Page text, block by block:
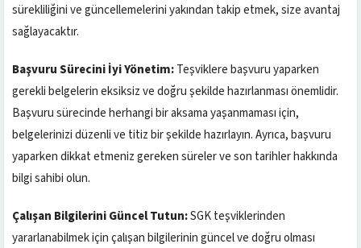
sürekliliğini ve güncellemelerini yakından takip etmek, size avantaj
sağlayacaktır.
Başvuru Sürecini İyi Yönetim:Teşviklere başvuru yaparken
gerekli belgelerin eksiksiz ve doğru şekilde hazırlanması önemlidir.
Başvuru sürecinde herhangi bir aksama yaşanmaması için,
belgelerinizi düzenli ve titiz bir şekilde hazırlayın. Ayrıca, başvuru
yaparken dikkat etmeniz gereken süreler ve son tarihler hakkında
bilgi sahibi olun.
Çalışan Bilgilerini Güncel Tutun:SGK teşviklerinden
yararlanabilmek için çalışan bilgilerinin güncel ve doğru olması